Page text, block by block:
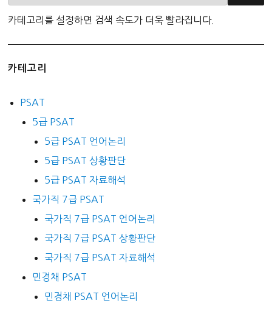
카테고리를 설정하면 검색 속도가 더욱 빨라집니다.
카테고리
PSAT
5급 PSAT
5급 PSAT 언어논리
5급 PSAT 상황판단
5급 PSAT 자료해석
국가직 7급 PSAT
국가직 7급 PSAT 언어논리
국가직 7급 PSAT 상황판단
국가직 7급 PSAT 자료해석
민경채 PSAT
민경채 PSAT 언어논리